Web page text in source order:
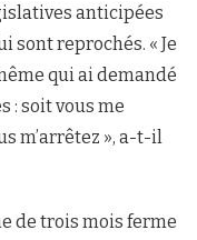
anticipées
sont reprochés. « Je
qui ai demandé
: soit vous me
m’arrêtez », a-t-il
de trois mois ferme